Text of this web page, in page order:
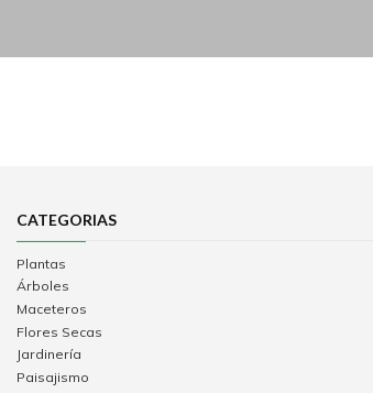
CATEGORIAS
Plantas
Árboles
Maceteros
Flores Secas
Jardinería
Paisajismo